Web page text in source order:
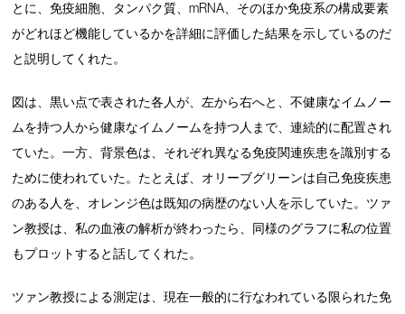
とに、免疫細胞、タンパク質、mRNA、そのほか免疫系の構成要素
がどれほど機能しているかを詳細に評価した結果を示しているのだ
と説明してくれた。
図は、黒い点で表された各人が、左から右へと、不健康なイムノー
ムを持つ人から健康なイムノームを持つ人まで、連続的に配置され
ていた。一方、背景色は、それぞれ異なる免疫関連疾患を識別する
ために使われていた。たとえば、オリーブグリーンは自己免疫疾患
のある人を、オレンジ色は既知の病歴のない人を示していた。ツァ
ン教授は、私の血液の解析が終わったら、同様のグラフに私の位置
もプロットすると話してくれた。
ツァン教授による測定は、現在一般的に行なわれている限られた免